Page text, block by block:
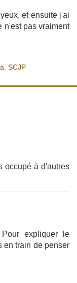
et ensuite j'ai
n'est pas vraiment
SCJP
occupé à d'autres
expliquer le
en train de penser